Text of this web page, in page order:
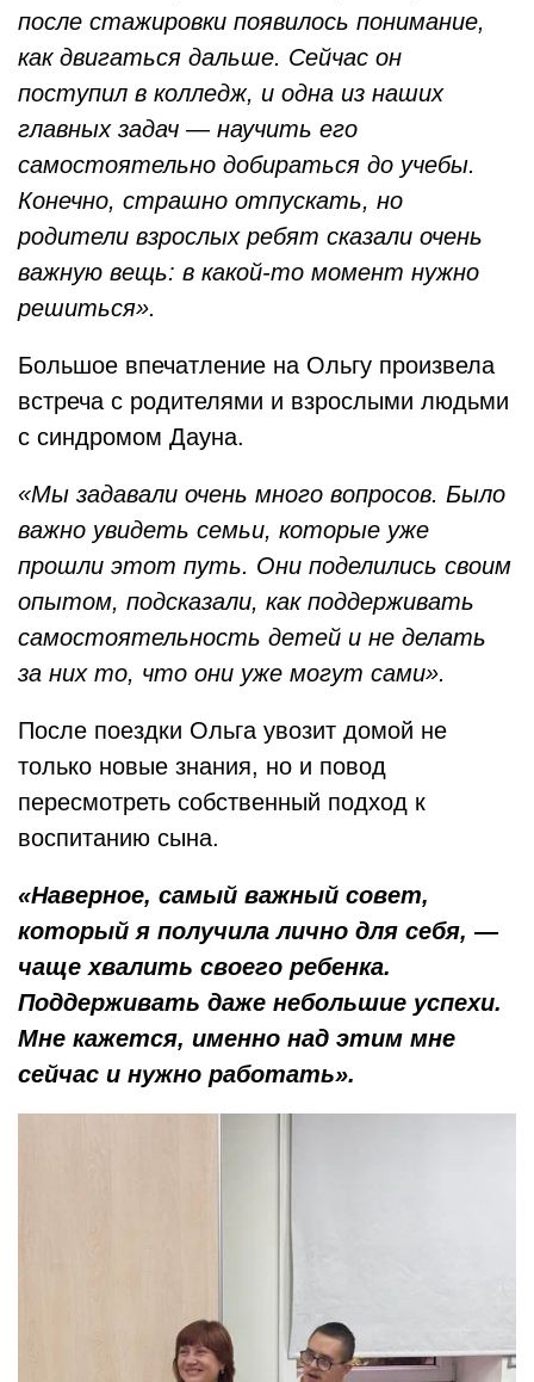
после стажировки появилось понимание,
как двигаться дальше. Сейчас он
поступил в колледж, и одна из наших
главных задач — научить его
самостоятельно добираться до учебы.
Конечно, страшно отпускать, но
родители взрослых ребят сказали очень
важную вещь: в какой-то момент нужно
решиться».
Большое впечатление на Ольгу произвела
встреча с родителями и взрослыми людьми
с синдромом Дауна.
«Мы задавали очень много вопросов. Было
важно увидеть семьи, которые уже
прошли этот путь. Они поделились своим
опытом, подсказали, как поддерживать
самостоятельность детей и не делать
за них то, что они уже могут сами».
После поездки Ольга увозит домой не
только новые знания, но и повод
пересмотреть собственный подход к
воспитанию сына.
«Наверное, самый важный совет,
который я получила лично для себя, —
чаще хвалить своего ребенка.
Поддерживать даже небольшие успехи.
Мне кажется, именно над этим мне
сейчас и нужно работать».